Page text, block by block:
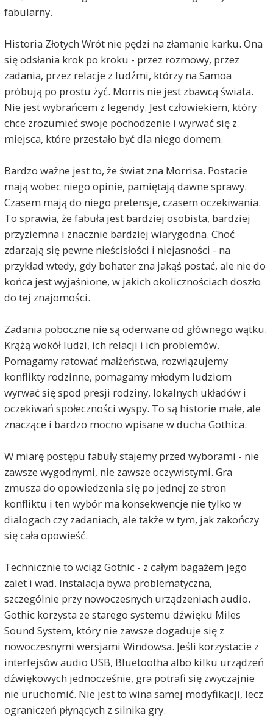
fabularny.
Historia Złotych Wrót nie pędzi na złamanie karku. Ona
się odsłania krok po kroku - przez rozmowy, przez
zadania, przez relacje z ludźmi, którzy na Samoa
próbują po prostu żyć. Morris nie jest zbawcą świata.
Nie jest wybrańcem z legendy. Jest człowiekiem, który
chce zrozumieć swoje pochodzenie i wyrwać się z
miejsca, które przestało być dla niego domem.
Bardzo ważne jest to, że świat zna Morrisa. Postacie
mają wobec niego opinie, pamiętają dawne sprawy.
Czasem mają do niego pretensje, czasem oczekiwania.
To sprawia, że fabuła jest bardziej osobista, bardziej
przyziemna i znacznie bardziej wiarygodna. Choć
zdarzają się pewne nieścisłości i niejasności - na
przykład wtedy, gdy bohater zna jakąś postać, ale nie do
końca jest wyjaśnione, w jakich okolicznościach doszło
do tej znajomości.
Zadania poboczne nie są oderwane od głównego wątku.
Krążą wokół ludzi, ich relacji i ich problemów.
Pomagamy ratować małżeństwa, rozwiązujemy
konflikty rodzinne, pomagamy młodym ludziom
wyrwać się spod presji rodziny, lokalnych układów i
oczekiwań społeczności wyspy. To są historie małe, ale
znaczące i bardzo mocno wpisane w ducha Gothica.
W miarę postępu fabuły stajemy przed wyborami - nie
zawsze wygodnymi, nie zawsze oczywistymi. Gra
zmusza do opowiedzenia się po jednej ze stron
konfliktu i ten wybór ma konsekwencje nie tylko w
dialogach czy zadaniach, ale także w tym, jak zakończy
się cała opowieść.
Technicznie to wciąż Gothic - z całym bagażem jego
zalet i wad. Instalacja bywa problematyczna,
szczególnie przy nowoczesnych urządzeniach audio.
Gothic korzysta ze starego systemu dźwięku Miles
Sound System, który nie zawsze dogaduje się z
nowoczesnymi wersjami Windowsa. Jeśli korzystacie z
interfejsów audio USB, Bluetootha albo kilku urządzeń
dźwiękowych jednocześnie, gra potrafi się zwyczajnie
nie uruchomić. Nie jest to wina samej modyfikacji, lecz
ograniczeń płynących z silnika gry.